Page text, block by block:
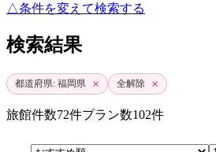
△条件を変えて検索する
検索結果
都道府県: 福岡県 × 全解除 ×
旅館件数72件プラン数102件